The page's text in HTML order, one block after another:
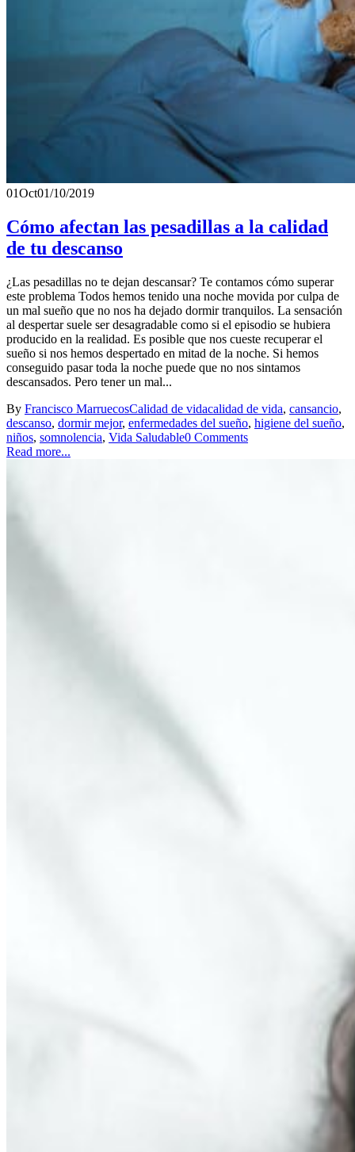
01Oct01/10/2019
Cómo afectan las pesadillas a la calidad
de tu descanso
¿Las pesadillas no te dejan descansar? Te contamos cómo superar
este problema Todos hemos tenido una noche movida por culpa de
un mal sueño que no nos ha dejado dormir tranquilos. La sensación
al despertar suele ser desagradable como si el episodio se hubiera
producido en la realidad. Es posible que nos cueste recuperar el
sueño si nos hemos despertado en mitad de la noche. Si hemos
conseguido pasar toda la noche puede que no nos sintamos
descansados. Pero tener un mal...
By Francisco MarruecosCalidad de vidacalidad de vida, cansancio,
descanso, dormir mejor, enfermedades del sueño, higiene del sueño,
niños, somnolencia, Vida Saludable0 Comments
Read more...